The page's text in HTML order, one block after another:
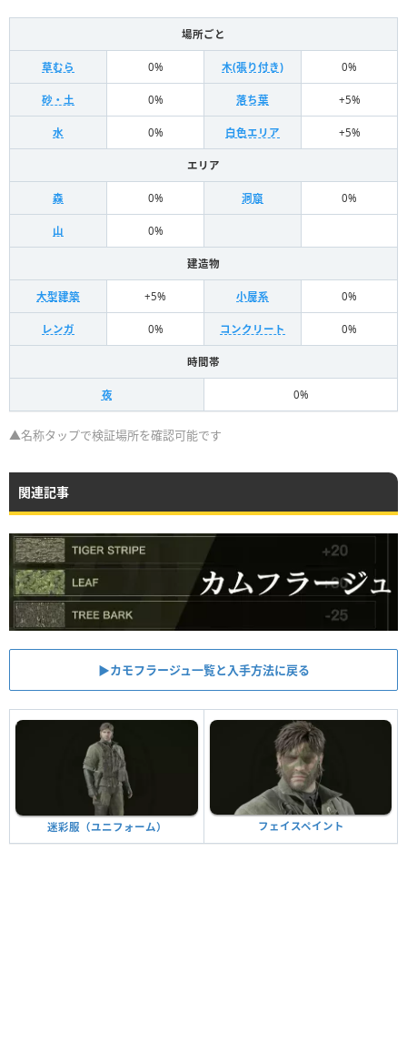
場所ごと
草むら 0% 木(張り付き) 0%
砂・土 0% 落ち葉 +5%
水 0% 白色エリア +5%
エリア
森 0% 洞窟 0%
山 0%
建造物
大型建築 +5% 小屋系 0%
レンガ 0% コンクリート 0%
時間帯
夜 0%
▲名称タップで検証場所を確認可能です
関連記事
▶︎カモフラージュ一覧と入手方法に戻る
迷彩服（ユニフォーム） フェイスペイント